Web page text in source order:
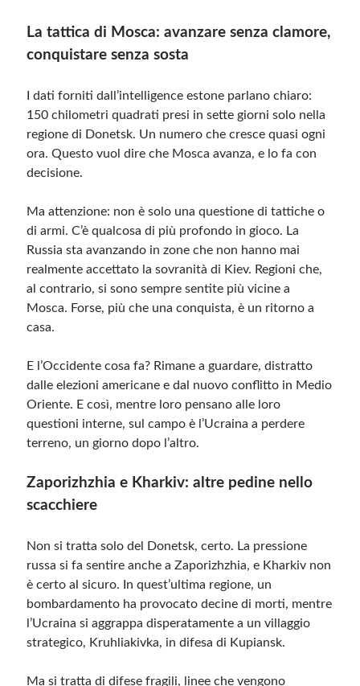
La tattica di Mosca: avanzare senza clamore,
conquistare senza sosta
I dati forniti dall’intelligence estone parlano chiaro:
150 chilometri quadrati presi in sette giorni solo nella
regione di Donetsk. Un numero che cresce quasi ogni
ora. Questo vuol dire che Mosca avanza, e lo fa con
decisione.
Ma attenzione: non è solo una questione di tattiche o
di armi. C’è qualcosa di più profondo in gioco. La
Russia sta avanzando in zone che non hanno mai
realmente accettato la sovranità di Kiev. Regioni che,
al contrario, si sono sempre sentite più vicine a
Mosca. Forse, più che una conquista, è un ritorno a
casa.
E l’Occidente cosa fa? Rimane a guardare, distratto
dalle elezioni americane e dal nuovo conflitto in Medio
Oriente. E così, mentre loro pensano alle loro
questioni interne, sul campo è l’Ucraina a perdere
terreno, un giorno dopo l’altro.
Zaporizhzhia e Kharkiv: altre pedine nello
scacchiere
Non si tratta solo del Donetsk, certo. La pressione
russa si fa sentire anche a Zaporizhzhia, e Kharkiv non
è certo al sicuro. In quest’ultima regione, un
bombardamento ha provocato decine di morti, mentre
l’Ucraina si aggrappa disperatamente a un villaggio
strategico, Kruhliakivka, in difesa di Kupiansk.
Ma si tratta di difese fragili, linee che vengono